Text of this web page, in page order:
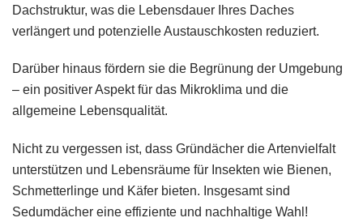
Dachstruktur, was die Lebensdauer Ihres Daches
verlängert und potenzielle Austauschkosten reduziert.
Darüber hinaus fördern sie die Begrünung der Umgebung
– ein positiver Aspekt für das Mikroklima und die
allgemeine Lebensqualität.
Nicht zu vergessen ist, dass Gründächer die Artenvielfalt
unterstützen und Lebensräume für Insekten wie Bienen,
Schmetterlinge und Käfer bieten. Insgesamt sind
Sedumdächer eine effiziente und nachhaltige Wahl!